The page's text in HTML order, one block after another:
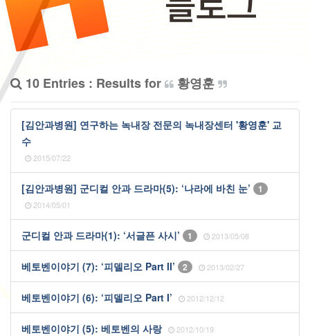
10 Entries : Results for 황영훈
[김안과병원] 연구하는 녹내장 전문의 녹내장센터 '황영훈' 교
수
2015/07/22
[김안과병원] 군디컬 안과 드라마(5): ‘나라에 바친 눈’ 1
2014/05/01
군디컬 안과 드라마(1): ‘서글픈 사시’ 1 2013/05/08
베토벤이야기 (7): ‘피델리오 Part II’ 2 2013/02/27
베토벤이야기 (6): ‘피델리오 Part I’ 2012/12/12
베토벤이야기 (5): 베토벤의 사랑 2012/10/19